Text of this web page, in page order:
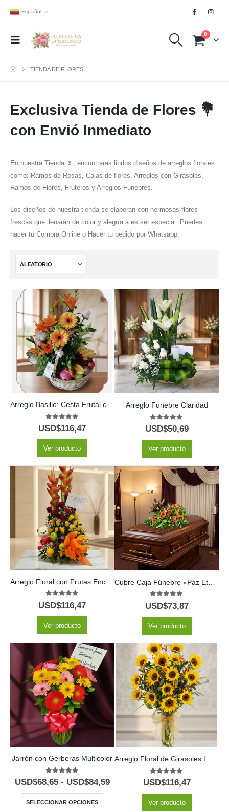
Español
0
TIENDA DE FLORES
Exclusiva Tienda de Flores 💐
con Envió Inmediato
En nuestra Tienda 🌷, encontraras lindos diseños de arreglos florales
como: Ramos de Rosas, Cajas de flores, Arreglos con Girasoles,
Ramos de Flores, Fruteros y Arreglos Fúnebres.
Los diseños de nuestra tienda se elaboran con hermosas flores
frescas que llenarán de color y alegría a es ser especial. Puedes
hacer tu Compra Online o Hacer tu pedido por Whatsapp.
5.00out of 5
USD$116,47
Ver producto
Arreglo Fúnebre Claridad
5.00 out of 5
USD$50,69
Ver producto
5.00out of 5
USD$116,47
Ver producto
5.00 out of 5
USD$73,87
Ver producto
Jarrón con Gerberas Multicolor
5.00out of 5
USD$68,65 - USD$84,59
SELECCIONAR OPCIONES
Arreglo Floral de Girasoles LENU: Un Gesto Radiante de Amor y Gratitud 🌻
5.00out of 5
USD$116,47
Ver producto